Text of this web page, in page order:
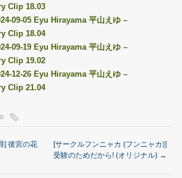
Clip 18.03
09-05 Eyu Hirayama 平山えゆ –
Clip 18.04
09-19 Eyu Hirayama 平山えゆ –
Clip 19.02
12-26 Eyu Hirayama 平山えゆ –
Clip 21.04
] 後宮の花
[サークルフンニャカ (フンニャカ)]
受験のためだから! (オリジナル) →